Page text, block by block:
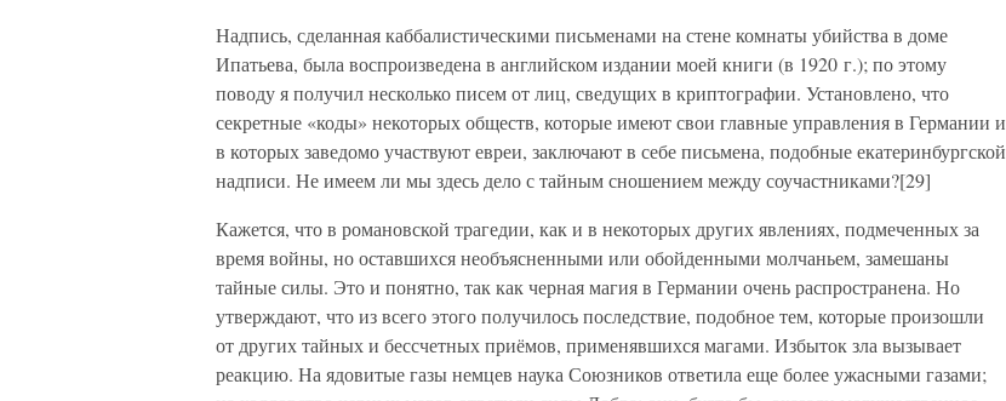
Надпись, сделанная каббалистическими письменами на стене комнаты убийства в доме
Ипатьева, была воспроизведена в английском издании моей книги (в 1920 г.); по этому
поводу я получил несколько писем от лиц, сведущих в криптографии. Установлено, что
секретные «коды» некоторых обществ, которые имеют свои главные управления в Германии и
в которых заведомо участвуют евреи, заключают в себе письмена, подобные екатеринбургской
надписи. Не имеем ли мы здесь дело с тайным сношением между соучастниками?[29]
Кажется, что в романовской трагедии, как и в некоторых других явлениях, подмеченных за
время войны, но оставшихся необъясненными или обойденными молчаньем, замешаны
тайные силы. Это и понятно, так как черная магия в Германии очень распространена. Но
утверждают, что из всего этого получилось последствие, подобное тем, которые произошли
от других тайных и бессчетных приёмов, применявшихся магами. Избыток зла вызывает
реакцию. На ядовитые газы немцев наука Союзников ответила еще более ужасными газами;